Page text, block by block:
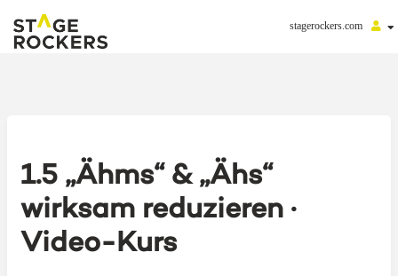
stagerockers.com
1.5 „Ähms“ & „Ähs“
wirksam reduzieren ·
Video-Kurs